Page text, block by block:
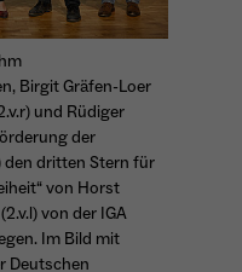
um Ihre
für diese Website zu
verwendet, um das
Webseite
der
zu verbessern.
Birgit Gräfen-Loer
und Rüdiger
der
den dritten Stern für
von Horst
von der IGA
Im Bild mit
Deutschen